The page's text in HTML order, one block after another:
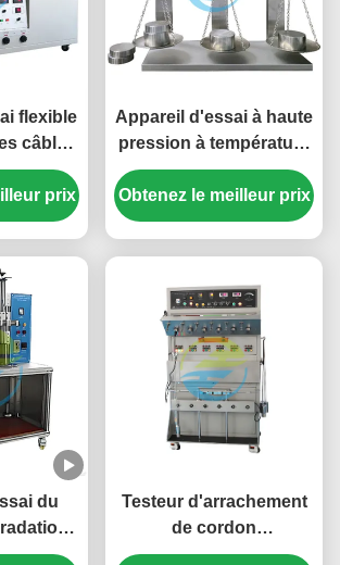
flexible
câbles
isolés
et en
de
prix
Appareil d'essai à haute
pression à température
élevée pour l'isolation
des câbles et les
équipements d'essai
Obtenez le meilleur prix
du
Testeur d'arrachement
de cordon
d'alimentation pour la